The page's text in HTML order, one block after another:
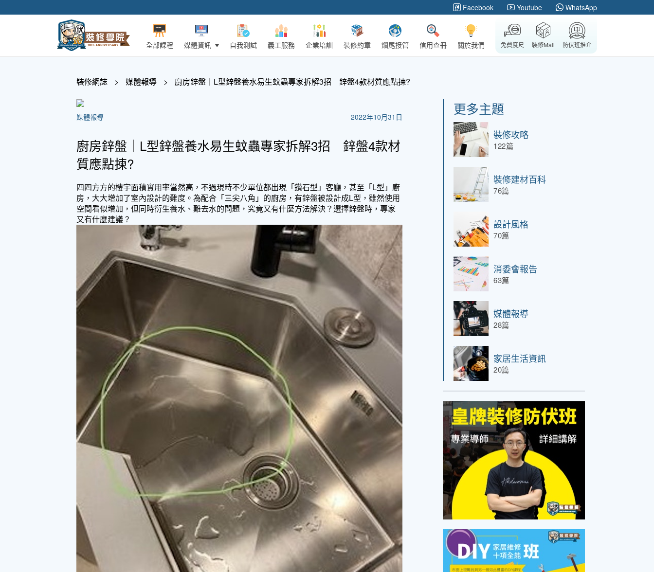
Facebook Youtube WhatsApp
全部課程 媒體資訊 自我測試 義工服務 企業培訓 裝修約章 爛尾接管 信用查冊 關於我們 免費度尺 裝修Mall 防伏班推介
裝修網誌 > 媒體報導 > 廚房鋅盤｜L型鋅盤養水易生蚊蟲專家拆解3招 鋅盤4款材質應點揀?
媒體報導 2022年10月31日
廚房鋅盤｜L型鋅盤養水易生蚊蟲專家拆解3招 鋅盤4款材
質應點揀?
四四方方的樓宇面積實用率當然高，不過現時不少單位都出現「鑽石型」客廳，甚至「L型」廚
房，大大增加了室內設計的難度。為配合「三尖八角」的廚房，有鋅盤被設計成L型，雖然使用
空間看似增加，但同時衍生養水、難去水的問題，究竟又有什麼方法解決？選擇鋅盤時，專家
又有什麼建議？
更多主題
裝修攻略
122篇
裝修建材百科
76篇
設計風格
70篇
消委會報告
63篇
媒體報導
28篇
家居生活資訊
20篇